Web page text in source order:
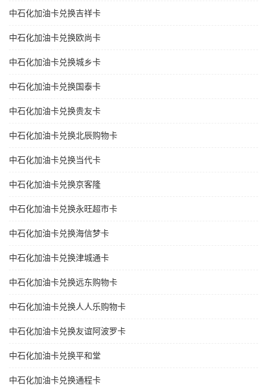
中石化加油卡兑换吉祥卡
中石化加油卡兑换欧尚卡
中石化加油卡兑换城乡卡
中石化加油卡兑换国泰卡
中石化加油卡兑换贵友卡
中石化加油卡兑换北辰购物卡
中石化加油卡兑换当代卡
中石化加油卡兑换京客隆
中石化加油卡兑换永旺超市卡
中石化加油卡兑换海信梦卡
中石化加油卡兑换津城通卡
中石化加油卡兑换远东购物卡
中石化加油卡兑换人人乐购物卡
中石化加油卡兑换友谊阿波罗卡
中石化加油卡兑换平和堂
中石化加油卡兑换通程卡